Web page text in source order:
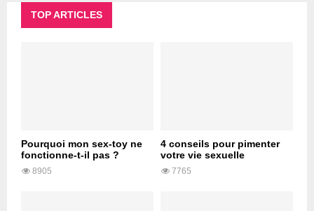
TOP ARTICLES
Pourquoi mon sex-toy ne
fonctionne-t-il pas ?
8905
4 conseils pour pimenter
votre vie sexuelle
7765